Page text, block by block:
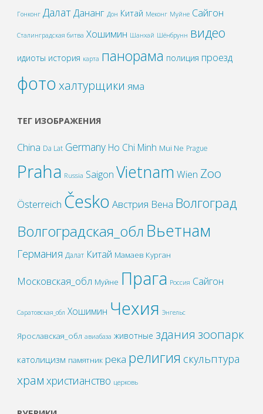
Гонконг ДалатДананг Дон Китай Меконг Муйне Сайгон
Сталинградская битва Хошимин Шанхай Шёнбрунн видео
идиоты история карта панорама полиция проезд
фотохалтурщики яма
ТЕГ ИЗОБРАЖЕНИЯ
China Da Lat Germany Ho Chi Minh Mui Ne Prague
Praha Russia Saigon Vietnam Wien Zoo
Österreich Česko Австрия Вена Волгоград
Волгоградская_обл Вьетнам
Германия Далат Китай Мамаев Курган
Московская_обл Муйне Прага Россия Сайгон
Саратовская_обл Хошимин Чехия Энгельс
Ярославская_обл авиабаза животные здания зоопарк
католицизм памятник река религия скульптура
храм христианство церковь